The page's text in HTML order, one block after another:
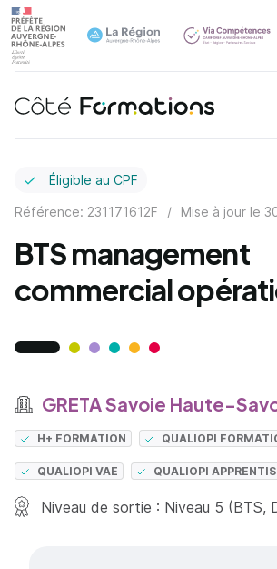
Éligible au CPF
Référence: 231171612F / Mise à jour le
BTS management
commercial
GRETA Savoie Haute-
H+ FORMATION QUALIOPI
QUALIOPI VAE QUALIOPI
Niveau de sortie : Niveau 5 (BTS,